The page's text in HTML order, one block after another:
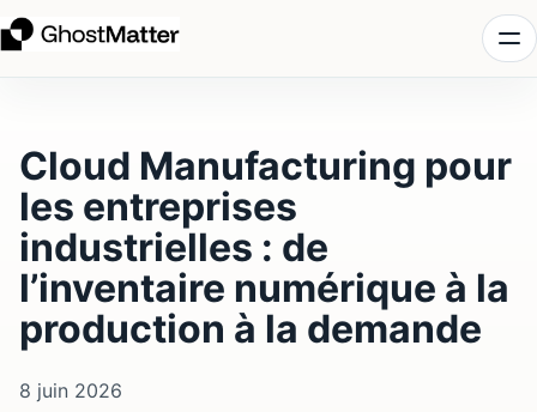
Aller
au
contenu
Cloud Manufacturing pour
les entreprises
industrielles : de
l’inventaire numérique à la
production à la demande
8 juin 2026